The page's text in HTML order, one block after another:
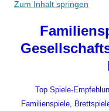
Zum Inhalt springen
Top Spiele-
Familienspiele,